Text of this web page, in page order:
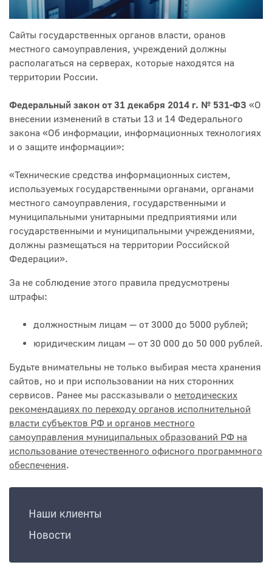
Сайты государственных органов власти, оранов
местного самоуправления, учреждений должны
располагаться на серверах, которые находятся на
территории России.
Федеральный закон от 31 декабря 2014 г. № 531-ФЗ «О
внесении изменений в статьи 13 и 14 Федерального
закона «Об информации, информационных технологиях
и о защите информации»:
«Технические средства информационных систем,
используемых государственными органами, органами
местного самоуправления, государственными и
муниципальными унитарными предприятиями или
государственными и муниципальными учреждениями,
должны размещаться на территории Российской
Федерации».
За не соблюдение этого правила предусмотрены
штрафы:
должностным лицам — от 3000 до 5000 рублей;
юридическим лицам — от 30 000 до 50 000 рублей.
Будьте внимательны не только выбирая места хранения
сайтов, но и при использовании на них сторонних
сервисов. Ранее мы рассказывали о методических
рекомендациях по переходу органов исполнительной
власти субъектов РФ и органов местного
самоуправления муниципальных образований РФ на
использование отечественного офисного программного
обеспечения.
Наши клиенты
Новости